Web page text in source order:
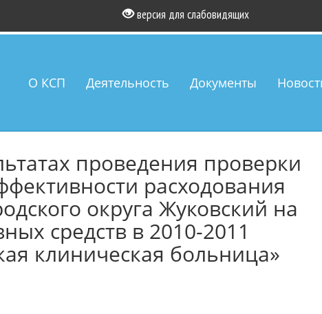
версия для слабовидящих
О КСП Деятельность Документы
проведения проверки
расходования
округа Жуковский на
средств в 2010-2011
клиническая больница»